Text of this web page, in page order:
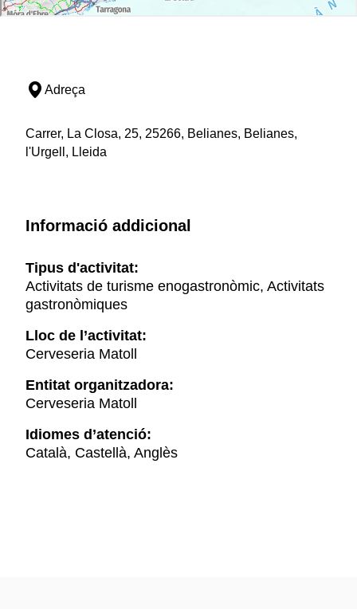
Adreça
Carrer, La Closa, 25, 25266, Belianes, Belianes,
l'Urgell, Lleida
Informació addicional
Tipus d'activitat:
Activitats de turisme enogastronòmic, Activitats
gastronòmiques
Lloc de l’activitat:
Cerveseria Matoll
Entitat organitzadora:
Cerveseria Matoll
Idiomes d’atenció:
Català, Castellà, Anglès